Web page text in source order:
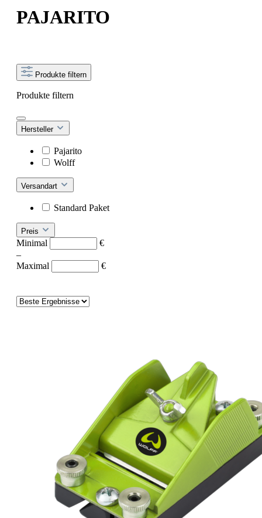
PAJARITO
Produkte filtern
Produkte filtern
Hersteller
Pajarito
Wolff
Versandart
Standard Paket
Preis
Minimal
€
–
Maximal
€